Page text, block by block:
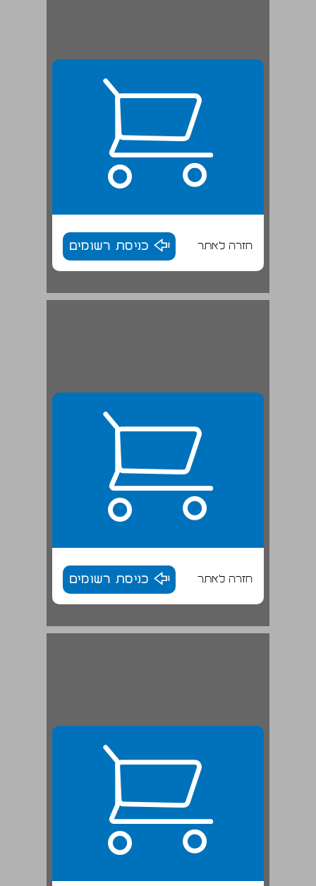
חזרה לאתר כניסת רשומים
חזרה לאתר כניסת רשומים